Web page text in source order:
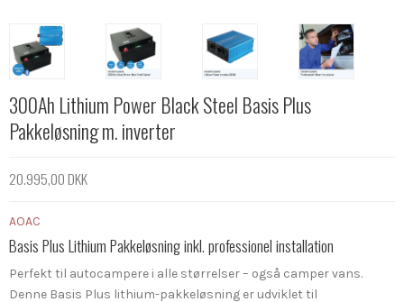
300Ah Lithium Power Black Steel Basis Plus
Pakkeløsning m. inverter
20.995,00 DKK
AOAC
Basis Plus Lithium Pakkeløsning inkl. professionel installation
Perfekt til autocampere i alle størrelser – også camper vans.
Denne Basis Plus lithium-pakkeløsning er udviklet til